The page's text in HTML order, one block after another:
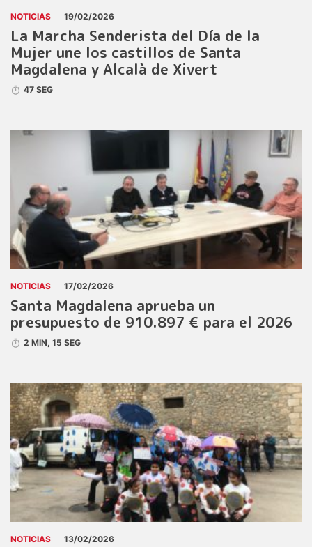
NOTICIAS 19/02/2026
La Marcha Senderista del Día de la
Mujer une los castillos de Santa
Magdalena y Alcalà de Xivert
47 SEG
NOTICIAS 17/02/2026
Santa Magdalena aprueba un
presupuesto de 910.897 € para el 2026
2 MIN, 15 SEG
NOTICIAS 13/02/2026